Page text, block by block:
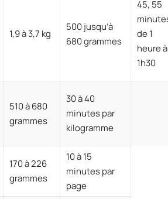
1,9 à 3,7 kg
500 jusqu’à
680 grammes
45, 55
de 1
heure à
1h30
510 à 680
grammes
30 à 40
minutes par
kilogramme
170 à 226
grammes
10 à 15
minutes par
page